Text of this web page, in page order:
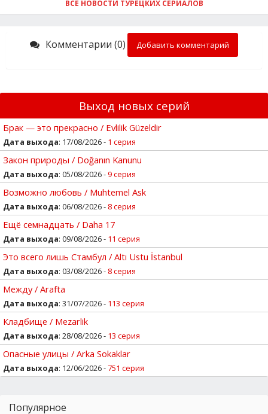
ВСЕ НОВОСТИ ТУРЕЦКИХ СЕРИАЛОВ
Комментарии (0) Добавить комментарий
Выход новых серий
Брак — это прекрасно / Evlilik Güzeldir
Дата выхода: 17/08/2026 - 1 серия
Закон природы / Doğanın Kanunu
Дата выхода: 05/08/2026 -9 серия
Возможно любовь / Muhtemel Ask
Дата выхода: 06/08/2026 - 8 серия
Ещё семнадцать / Daha 17
Дата выхода: 09/08/2026 - 11 серия
Это всего лишь Стамбул / Altı Ustu İstanbul
Дата выхода: 03/08/2026 - 8 серия
Между / Arafta
Дата выхода: 31/07/2026 - 113 серия
Кладбище / Mezarlik
Дата выхода: 28/08/2026 - 13 серия
Опасные улицы / Arka Sokaklar
Дата выхода: 12/06/2026 -751 серия
Популярное